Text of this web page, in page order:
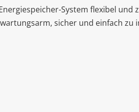
System flexibel
sicher und einfach zu